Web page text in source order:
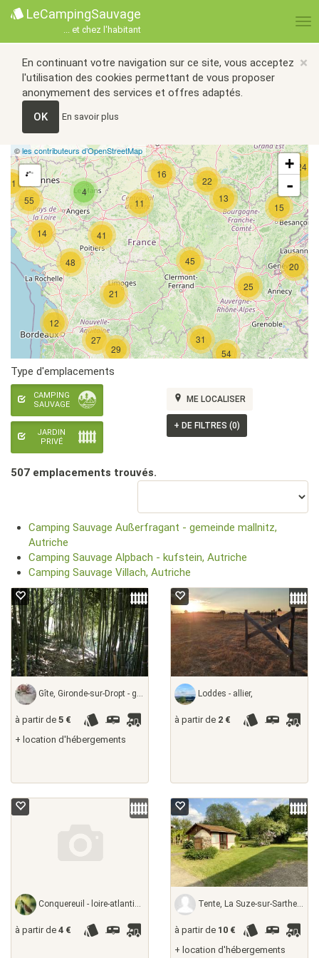
LeCampingSauvage
... et chez l'habitant
×
En continuant votre navigation sur ce site, vous acceptez
l'utilisation des cookies permettant de vous proposer
anonymement des services et offres adaptés.
OK
En savoir plus
4
11
15
22
45
21
55
54
48
27
13
31
16
14
25
20
24
29
21
41
12
©les contributeurs d’OpenStreetMap
+
-
Type d'emplacements
CAMPING
SAUVAGE
JARDIN
PRIVÉ
ME LOCALISER
+ DE FILTRES (0)
507 emplacements trouvés.
Camping Sauvage Außerfragant - gemeinde mallnitz,
Autriche
Camping Sauvage Alpbach - kufstein, Autriche
Camping Sauvage Villach, Autriche
Gîte, Gironde-sur-Dropt - gironde, France
à partir de 5 €
+ location d'hébergements
Loddes - allier,
à partir de 2 €
Conquereuil - loire-atlantique, France
à partir de 4 €
Tente, La Suze-sur-Sarthe - sarthe, France
à partir de 10 €
+ location d'hébergements